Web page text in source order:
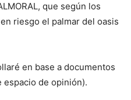
que según los
riesgo el palmar del oasis
en base a documentos
espacio de opinión).